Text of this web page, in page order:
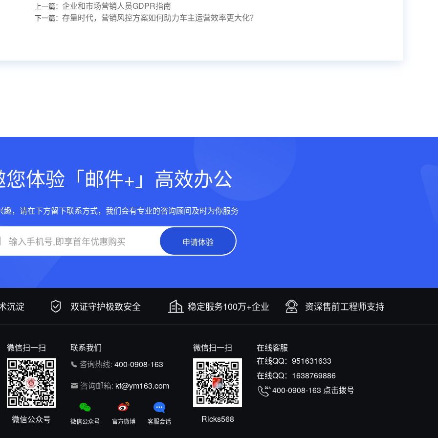
上一篇： 企业和市场营销人员GDPR指南
下一篇： 存量时代，营销风控方案如何助力车主运营效率更大化？
您体验「邮件+」高效办公
趣，请在下方留下联系方式，我们会有专业的咨询顾问及时为你服务
申请体验
沉淀 双证守护极致安全 稳定服务100万+企业 资深售前工程师支持
微信扫一扫
微信公众号
联系我们
咨询热线: 400-0908-163
咨询邮箱: kf@ym163.com
微信公众号 官方微博 客服会话
微信扫一扫
Ricks568
在线客服
在线QQ： 951631633
在线QQ： 1638769886
400-0908-163 点击拨号